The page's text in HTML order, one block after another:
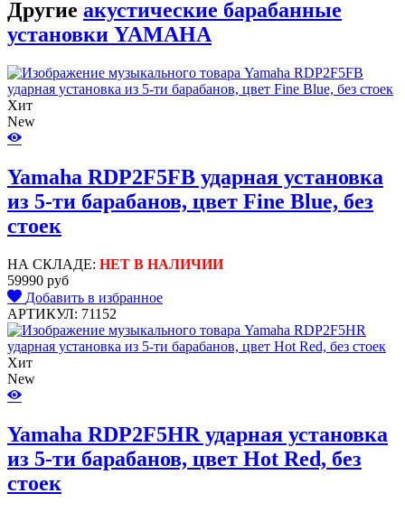
Другие акустические барабанные
установки YAMAHA
Хит
New
Yamaha RDP2F5FB ударная установка
из 5-ти барабанов, цвет Fine Blue, без
стоек
НА СКЛАДЕ: НЕТ В НАЛИЧИИ
59990 руб
Добавить в избранное
АРТИКУЛ: 71152
Хит
New
Yamaha RDP2F5HR ударная установка
из 5-ти барабанов, цвет Hot Red, без
стоек